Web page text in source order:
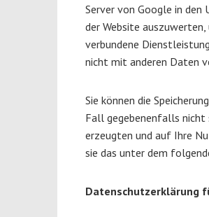
Server von Google in
der Website
verbundene
nicht mit anderen Daten
Sie können die
Fall gegebenenfalls nicht
erzeugten und auf Ihre
sie das unter dem
Datenschutzerklärung